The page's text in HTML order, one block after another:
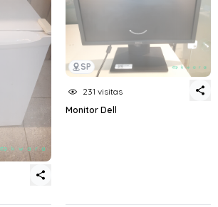
SP
231 visitas
Monitor Dell